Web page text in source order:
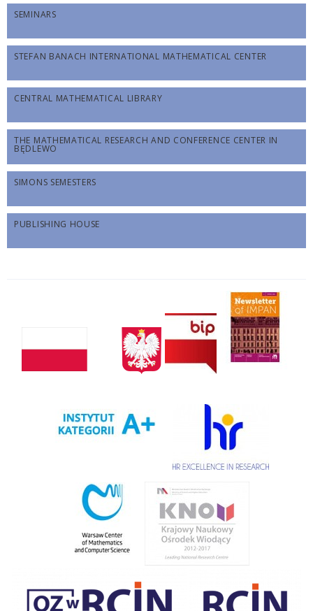
SEMINARS
STEFAN BANACH INTERNATIONAL MATHEMATICAL CENTER
CENTRAL MATHEMATICAL LIBRARY
THE MATHEMATICAL RESEARCH AND CONFERENCE CENTER IN
BĘDLEWO
SIMONS SEMESTERS
PUBLISHING HOUSE